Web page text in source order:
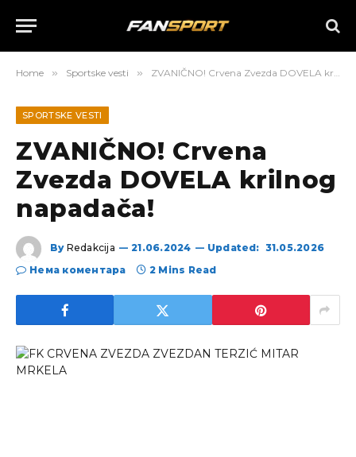
Home » Sportske vesti » ZVANIČNO! Crvena Zvezda DOVELA krilnog napadača!
SPORTSKE VESTI
ZVANIČNO! Crvena
Zvezda DOVELA krilnog
napadača!
By Redakcija 21.06.2024 Updated: 31.05.2026
Нема коментара
2 Mins Read